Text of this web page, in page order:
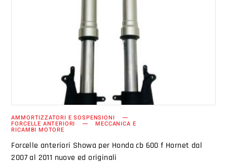
AGGIUNGI AL CARRELLO
AMMORTIZZATORI E SOSPENSIONI
FORCELLE ANTERIORI MECCANICA E
RICAMBI MOTORE
Forcelle anteriori Showa per Honda cb 600 f Hornet dal
2007 al 2011 nuove ed originali